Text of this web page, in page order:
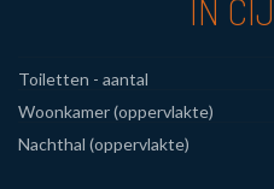
IN
Toiletten - aantal
Woonkamer (oppervlakte)
Nachthal (oppervlakte)